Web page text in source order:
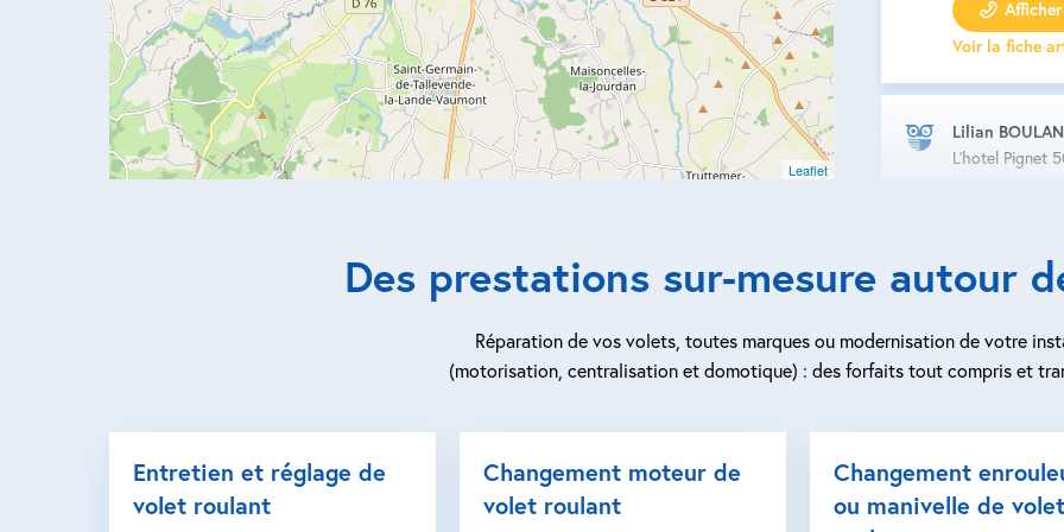
Leaflet
Afficher
Voir la fiche
Lilian
L'hotel Pignet
Store
Fenêtre et
Moustiquaire
Afficher
Des prestations sur-mesure autour
Réparation de vos volets, toutes marques ou modernisation de votre
(motorisation, centralisation et domotique) : des forfaits tout compris et
Entretien et réglage de
volet roulant
Changement moteur de
volet roulant
Changement
ou manivelle de